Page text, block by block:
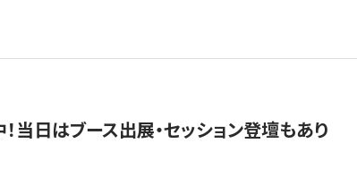
当日はブース出展・セッション登壇もあり